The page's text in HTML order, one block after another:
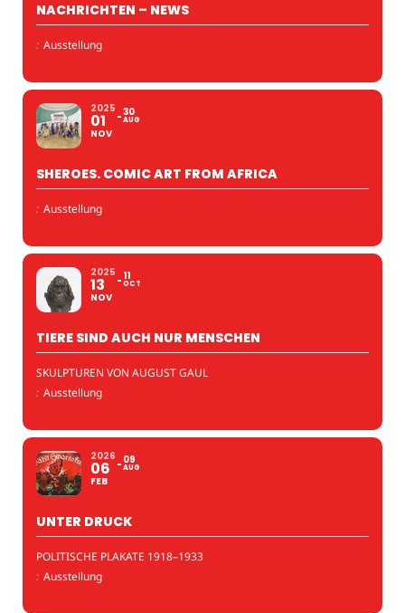
NACHRICHTEN – NEWS
: Ausstellung
2025
01
NOV
30
AUG
SHEROES. COMIC ART FROM AFRICA
: Ausstellung
2025
13
NOV
11
OCT
TIERE SIND AUCH NUR MENSCHEN
SKULPTUREN VON AUGUST GAUL
: Ausstellung
2026
06
FEB
09
AUG
UNTER DRUCK
POLITISCHE PLAKATE 1918–1933
: Ausstellung